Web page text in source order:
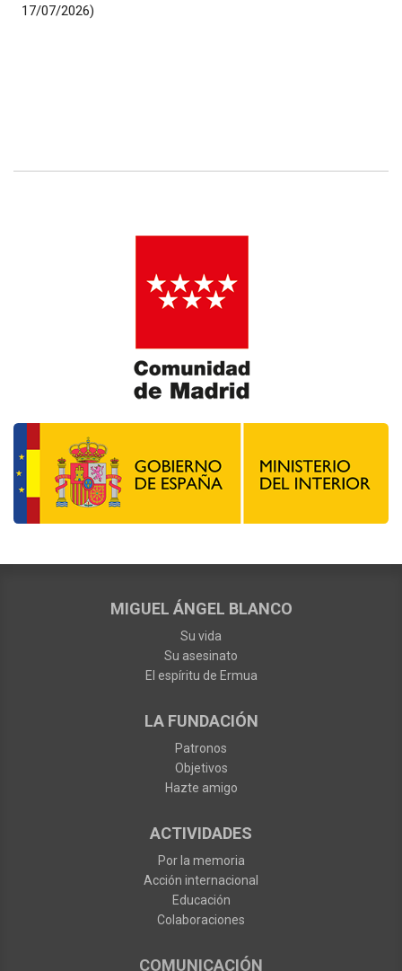
17/07/2026)
MIGUEL ÁNGEL BLANCO
Su vida
Su asesinato
El espíritu de Ermua
LA FUNDACIÓN
Patronos
Objetivos
Hazte amigo
ACTIVIDADES
Por la memoria
Acción internacional
Educación
Colaboraciones
COMUNICACIÓN